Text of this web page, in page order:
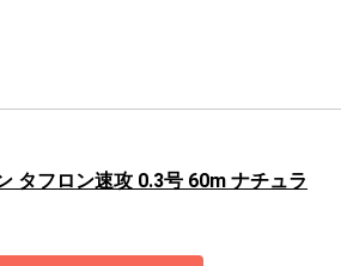
タフロン速攻 0.3号 60m ナチュラ